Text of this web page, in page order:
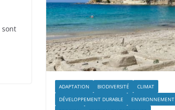
sont
ADAPTATION BIODIVERSITÉ
CLIMAT
DÉVELOPPEMENT DURABLE
ENVIRONNEMENT